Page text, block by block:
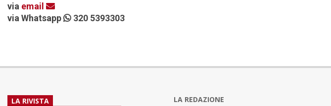
via email
via Whatsapp
320 5393303
LA RIVISTA
LA REDAZIONE